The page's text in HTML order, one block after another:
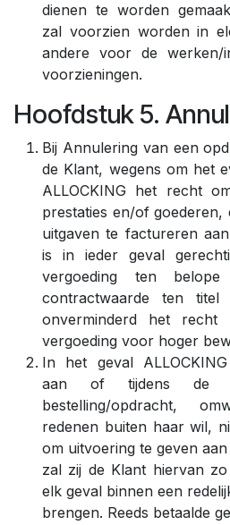
dienen te worden
zal voorzien worden in
andere voor de werken/
voorzieningen.
Hoofdstuk 5.
Bij Annulering van een
de Klant, wegens om het
ALLOCKING het recht
prestaties en/of goederen,
uitgaven te factureren
is in ieder geval
vergoeding ten
contractwaarde ten titel
onverminderd het recht
vergoeding voor hoger
In het geval
aan of tijdens de
bestelling/opdracht,
redenen buiten haar wil,
om uitvoering te geven
zal zij de Klant hiervan
elk geval binnen een
brengen. Reeds betaalde